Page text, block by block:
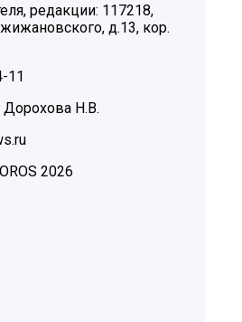
редакции: 117218,
д.13, кор.
11
Дорохова Н.В.
2026